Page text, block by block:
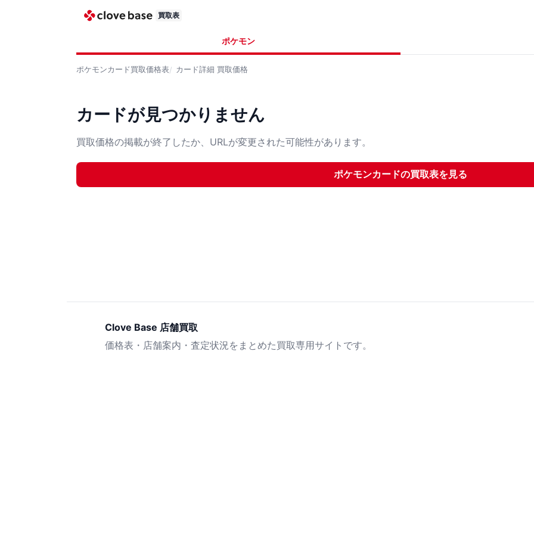
買取表
ポケモン
ポケモンカード買取価格表 カード詳細 買取価格
カードが見つかりません
買取価格の掲載が終了したか、URLが変更された可能性があります。
ポケモンカードの買取表を見る
Clove Base 店舗買取
価格表・店舗案内・査定状況をまとめた買取専用サイトです。